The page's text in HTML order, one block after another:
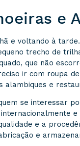
e
e voltando à
trecho de
que não
ir com roupa
alambiques e
se interessar
e a
e